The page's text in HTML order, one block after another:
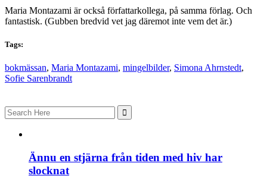
Maria Montazami är också författarkollega, på samma förlag. Och
fantastisk. (Gubben bredvid vet jag däremot inte vem det är.)
Tags:
bokmässan, Maria Montazami, mingelbilder, Simona Ahrnstedt,
Sofie Sarenbrandt
Search
for:
Ännu en stjärna från tiden med hiv har
slocknat